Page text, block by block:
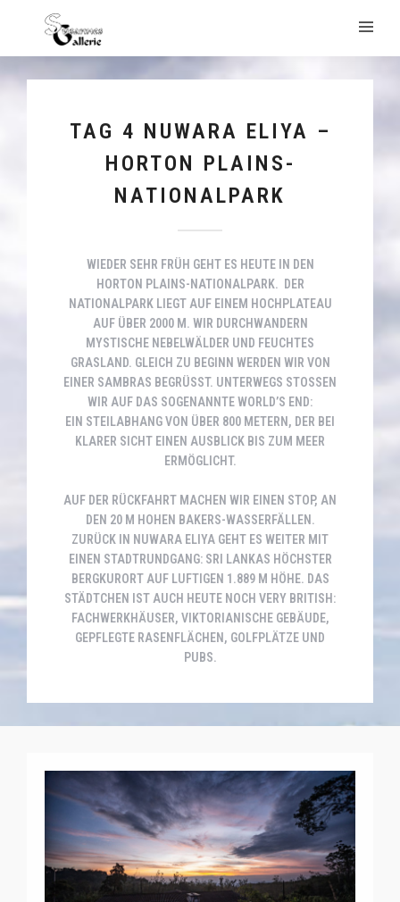
TAG 4 NUWARA ELIYA –
HORTON PLAINS-
NATIONALPARK
WIEDER SEHR FRÜH GEHT ES HEUTE IN DEN
HORTON PLAINS-NATIONALPARK. DER
NATIONALPARK LIEGT AUF EINEM HOCHPLATEAU
AUF ÜBER 2000 M. WIR DURCHWANDERN
MYSTISCHE NEBELWÄLDER UND FEUCHTES
GRASLAND. GLEICH ZU BEGINN WERDEN WIR VON
EINER SAMBRAS BEGRÜSST. UNTERWEGS STOSSEN WI
R AUF DAS SOGENANNTE WORLD’S END: EI
N STEILABHANG VON ÜBER 800 METERN, DER BEI KL
ARER SICHT EINEN AUSBLICK BIS ZUM MEER ER
MÖGLICHT.
AUF DER RÜCKFAHRT MACHEN WIR EINEN STOP, AN
DEN 20 M HOHEN BAKERS-WASSERFÄLLEN.
ZURÜCK IN NUWARA ELIYA GEHT ES WEITER MIT
EINEN STADTRUNDGANG: SRI LANKAS HÖCHSTER
BERGKURORT AUF LUFTIGEN 1.889 M HÖHE. DAS
STÄDTCHEN IST AUCH HEUTE NOCH VERY BRITISH:
FACHWERKHÄUSER, VIKTORIANISCHE GEBÄUDE,
GEPFLEGTE RASENFLÄCHEN, GOLFPLÄTZE UND
PUBS.